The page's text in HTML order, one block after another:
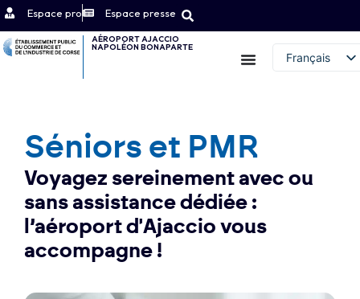
Espace pro Espace presse
AÉROPORT AJACCIO
NAPOLÉON BONAPARTE
Français
Contact
Séniors et PMR
Voyagez sereinement avec ou
sans assistance dédiée :
l’aéroport d'Ajaccio vous
accompagne !